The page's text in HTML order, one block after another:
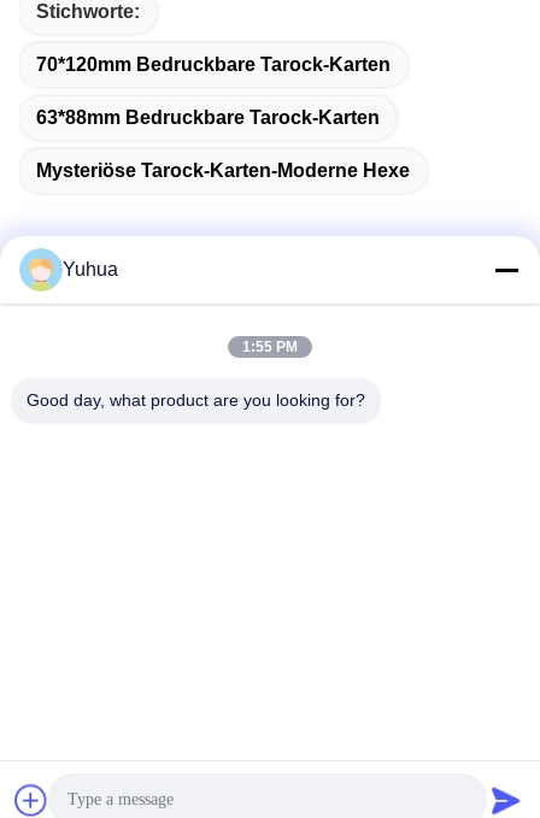
Stichworte:
70*120mm Bedruckbare Tarock-Karten
63*88mm Bedruckbare Tarock-Karten
Mysteriöse Tarock-Karten-Moderne Hexe
Guangdong Yuhua Spielkarten Co., Ltd. Hinzufügen: Nr. 26
2026 GUANGDONG YUHUA PLAYING CARDS CO.,LTD. - Alle.
Yuhua
1:55 PM
Good day, what product are you looking for?